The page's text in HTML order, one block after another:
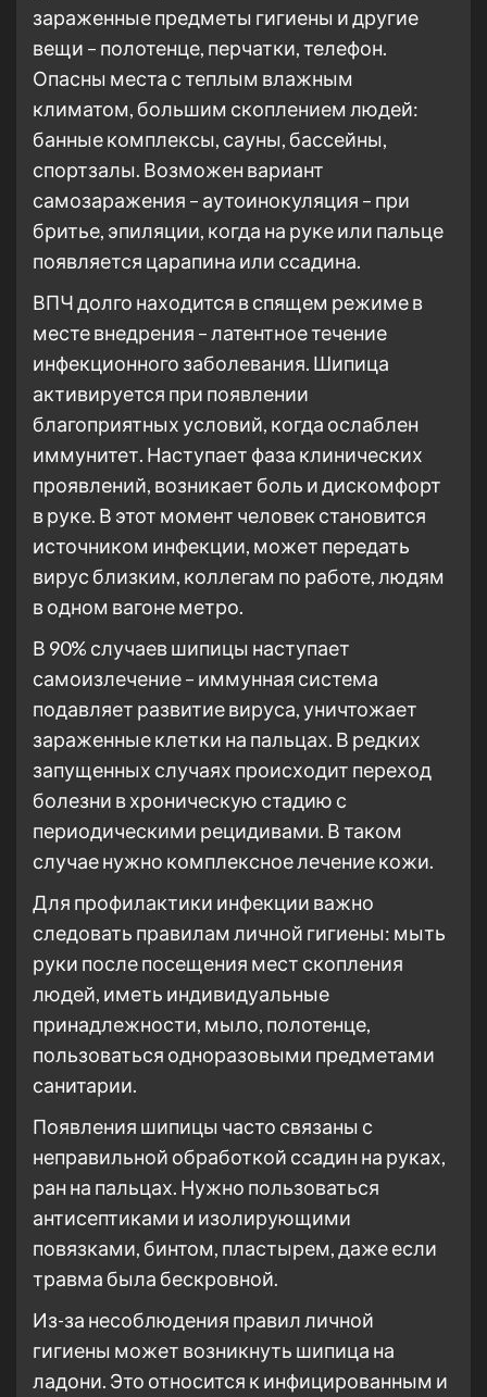
зараженные предметы гигиены и другие
вещи – полотенце, перчатки, телефон.
Опасны места с теплым влажным
климатом, большим скоплением людей:
банные комплексы, сауны, бассейны,
спортзалы. Возможен вариант
самозаражения – аутоинокуляция – при
бритье, эпиляции, когда на руке или пальце
появляется царапина или ссадина.
ВПЧ долго находится в спящем режиме в
месте внедрения – латентное течение
инфекционного заболевания. Шипица
активируется при появлении
благоприятных условий, когда ослаблен
иммунитет. Наступает фаза клинических
проявлений, возникает боль и дискомфорт
в руке. В этот момент человек становится
источником инфекции, может передать
вирус близким, коллегам по работе, людям
в одном вагоне метро.
В 90% случаев шипицы наступает
самоизлечение – иммунная система
подавляет развитие вируса, уничтожает
зараженные клетки на пальцах. В редких
запущенных случаях происходит переход
болезни в хроническую стадию с
периодическими рецидивами. В таком
случае нужно комплексное лечение кожи.
Для профилактики инфекции важно
следовать правилам личной гигиены: мыть
руки после посещения мест скопления
людей, иметь индивидуальные
принадлежности, мыло, полотенце,
пользоваться одноразовыми предметами
санитарии.
Появления шипицы часто связаны с
неправильной обработкой ссадин на руках,
ран на пальцах. Нужно пользоваться
антисептиками и изолирующими
повязками, бинтом, пластырем, даже если
травма была бескровной.
Из-за несоблюдения правил личной
гигиены может возникнуть шипица на
ладони. Это относится к инфицированным и